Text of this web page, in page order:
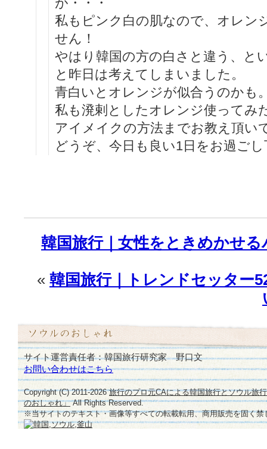
私もピンク白の肌なので、オレン
せん！
やはり韓国の方の白さと違う、と
と昨日は考えてしまいました。
青白いとオレンジが似合うのかも
私も溌剌としたオレンジ使ってみ
アイメイクの方法までお教え頂い
どうぞ、今日も良い1日をお過ご
韓国旅行｜女性をときめかせ
« 韓国旅行｜トレンドセッター
サイト運営責任者：韓国旅行研究家 野口文
お問い合わせはこちら
Copyright (C) 2011-2026旅行のプロ元CAによる韓国旅行とソウル旅
のおしゃれ」All Rights Reserved.
※当サイトのテキスト・画像等すべての転載転用、商用販売を固く禁